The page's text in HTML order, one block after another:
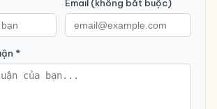
Email (không bắt buộc)
*